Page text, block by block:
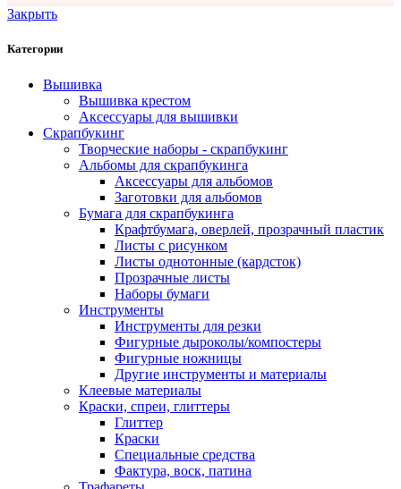
Закрыть
Категории
Вышивка
Вышивка крестом
Аксессуары для вышивки
Скрапбукинг
Творческие наборы - скрапбукинг
Альбомы для скрапбукинга
Аксессуары для альбомов
Заготовки для альбомов
Бумага для скрапбукинга
Крафтбумага, оверлей, прозрачный пластик
Листы c рисунком
Листы однотонные (кардсток)
Прозрачные листы
Наборы бумаги
Инструменты
Инструменты для резки
Фигурные дыроколы/компостеры
Фигурные ножницы
Другие инструменты и материалы
Клеевые материалы
Краски, спреи, глиттеры
Глиттер
Краски
Специальные средства
Фактура, воск, патина